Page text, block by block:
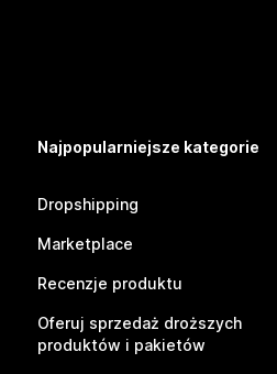
Najpopularniejsze kategorie
Dropshipping
Marketplace
Recenzje produktu
Oferuj sprzedaż droższych
produktów i pakietów